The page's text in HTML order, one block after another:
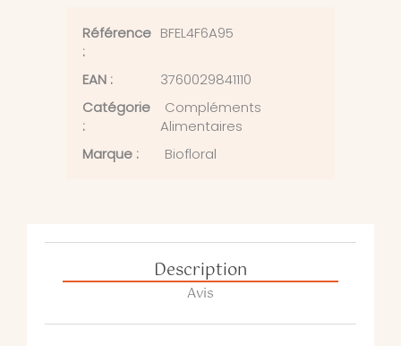
Référence
:
BFEL4F6A95
EAN :
3760029841110
Catégorie
:
Compléments
Alimentaires
Marque :
Biofloral
Description
Avis